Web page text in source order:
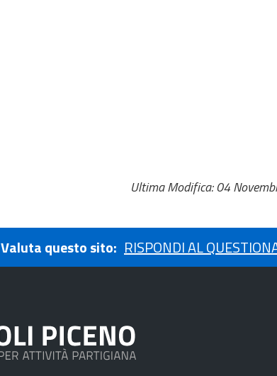
Ultima Modifica: 04
Valuta questo sito: RISPONDI AL